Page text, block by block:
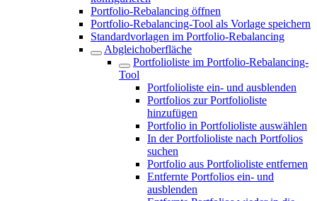
Portfolio-Rebalancing öffnen
Portfolio-Rebalancing-Tool als Vorlage speichern
Standardvorlagen im Portfolio-Rebalancing
Abgleichoberfläche
Portfolioliste im Portfolio-Rebalancing-
Tool
Portfolioliste ein- und ausblenden
Portfolios zur Portfolioliste
hinzufügen
Portfolio in Portfolioliste auswählen
In der Portfolioliste nach Portfolios
suchen
Portfolio aus Portfolioliste entfernen
Entfernte Portfolios ein- und
ausblenden